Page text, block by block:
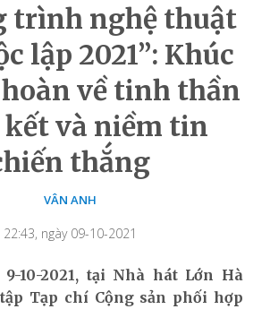
trình nghệ thuật
lập 2021”: Khúc
về tinh thần
kết và niềm tin
thắng
VÂN ANH
22:43, ngày 09-10-2021
9-10-2021, tại Nhà hát Lớn Hà
Tạp chí Cộng sản phối hợp